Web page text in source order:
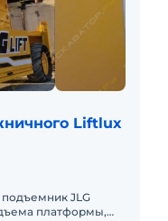
Liftlux
платформы,